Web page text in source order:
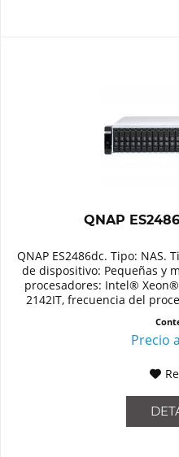
QNAP
QNAP ES2486dc. Tipo: NAS.
de dispositivo: Pequeñas y
procesadores: Intel®
2142IT, frecuencia del
Precio